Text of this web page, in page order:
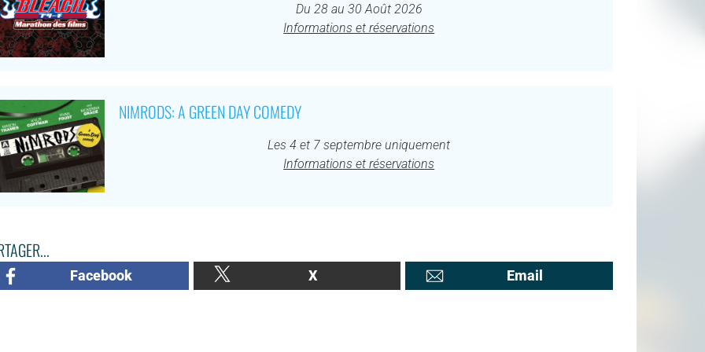
Du 28 au 30 Août 2026
Informations et réservations
NIMRODS: A GREEN DAY COMEDY
Les 4 et 7 septembre uniquement
Informations et réservations
Facebook X Email